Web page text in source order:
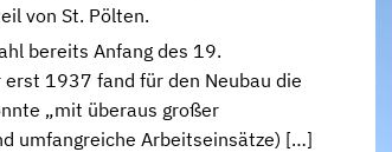
von St. Pölten.
bereits Anfang des 19.
1937 fand für den Neubau die
„mit überaus großer
umfangreiche Arbeitseinsätze) […]